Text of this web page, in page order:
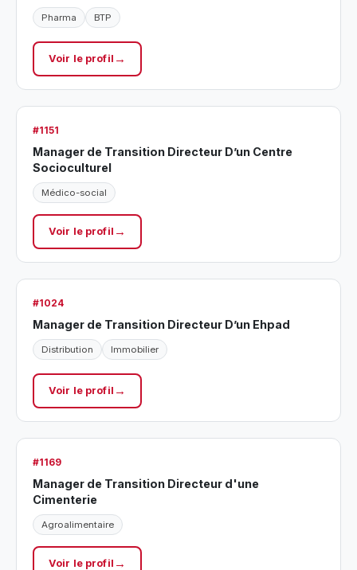
Pharma BTP
Voir le profil
#1151
Manager de Transition Directeur D’un Centre
Socioculturel
Médico-social
Voir le profil
#1024
Manager de Transition Directeur D’un Ehpad
Distribution Immobilier
Voir le profil
#1169
Manager de Transition Directeur d'une
Cimenterie
Agroalimentaire
Voir le profil